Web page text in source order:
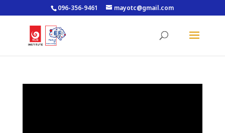
096-356-9461 mayotc@gmail.com